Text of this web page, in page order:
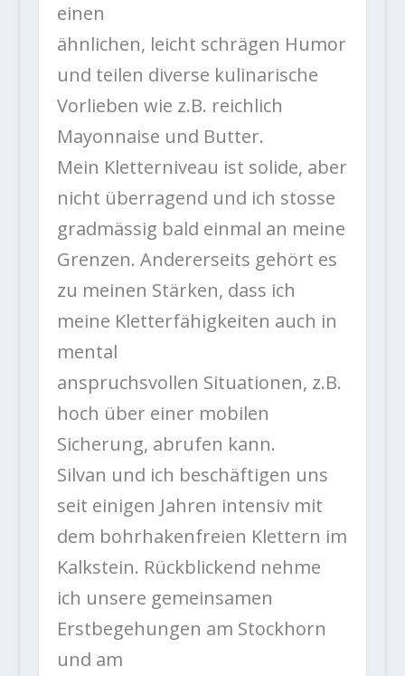
einen
ähnlichen, leicht schrägen Humor
und teilen diverse kulinarische
Vorlieben wie z.B. reichlich
Mayonnaise und Butter.
Mein Kletterniveau ist solide, aber
nicht überragend und ich stosse
gradmässig bald einmal an meine
Grenzen. Andererseits gehört es
zu meinen Stärken, dass ich
meine Kletterfähigkeiten auch in
mental
anspruchsvollen Situationen, z.B.
hoch über einer mobilen
Sicherung, abrufen kann.
Silvan und ich beschäftigen uns
seit einigen Jahren intensiv mit
dem bohrhakenfreien Klettern im
Kalkstein. Rückblickend nehme
ich unsere gemeinsamen
Erstbegehungen am Stockhorn
und am